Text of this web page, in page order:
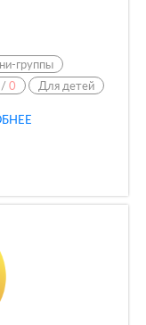
группы
/0 Для детей